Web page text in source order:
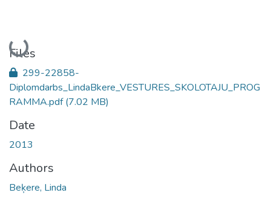
Loading...
Files
299-22858-
Diplomdarbs_LindaBkere_VESTURES_SKOLOTAJU_PROG
RAMMA.pdf(7.02 MB)
Date
2013
Authors
Beķere, Linda